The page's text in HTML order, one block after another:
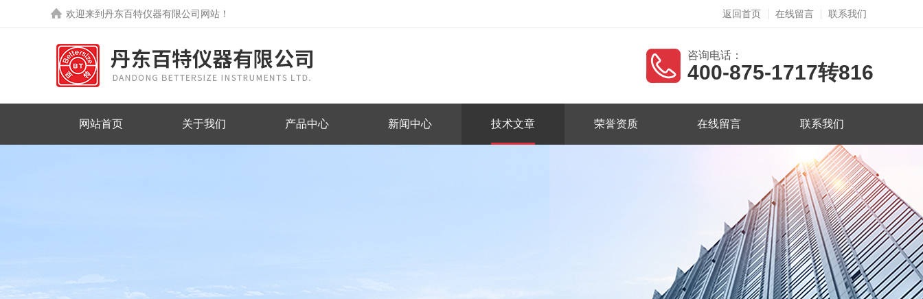
欢迎来到丹东百特仪器有限公司网站！ 返回首页 在线留言 联系我们
咨询电话：
400-875-1717转816
网站首页 关于我们 产品中心 新闻中心 技术文章 荣誉资质 在线留言 联系我们